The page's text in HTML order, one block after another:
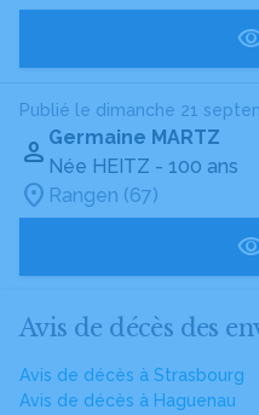
Publié le dimanche 21
Germaine MARTZ
Née HEITZ - 100 ans
Rangen (67)
Avis de décès des
Avis de décès à Strasbourg
Avis de décès à Haguenau